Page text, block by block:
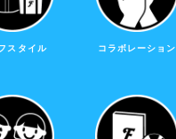
スタイル コラボレーション